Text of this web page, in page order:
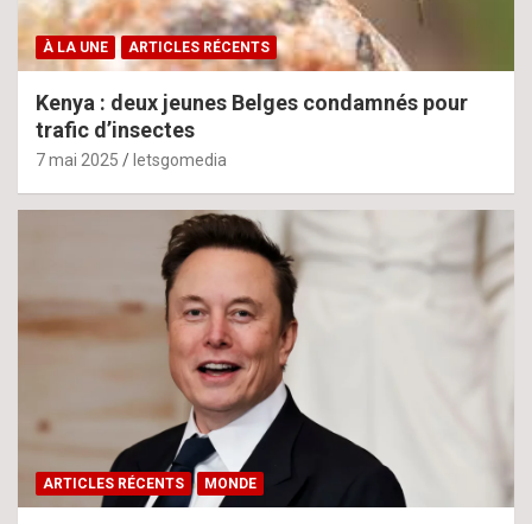
À LA UNE ARTICLES RÉCENTS
Kenya : deux jeunes Belges condamnés pour
trafic d’insectes
7 mai 2025 letsgomedia
ARTICLES RÉCENTS MONDE